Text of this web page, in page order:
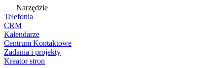
Narzędzie
Telefonia
CRM
Kalendarze
Centrum Kontaktowe
Zadania i projekty
Kreator stron